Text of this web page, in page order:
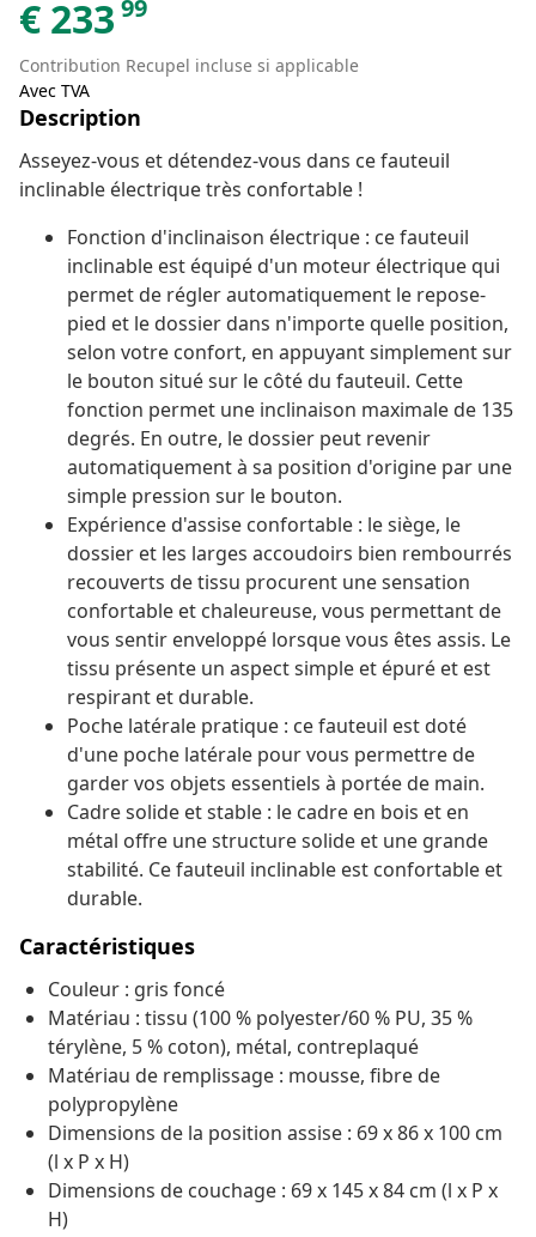
€ 233 99
Contribution Recupel incluse si applicable
Avec TVA
Description
Asseyez-vous et détendez-vous dans ce fauteuil
inclinable électrique très confortable !
Fonction d'inclinaison électrique : ce fauteuil
inclinable est équipé d'un moteur électrique qui
permet de régler automatiquement le repose-
pied et le dossier dans n'importe quelle position,
selon votre confort, en appuyant simplement sur
le bouton situé sur le côté du fauteuil. Cette
fonction permet une inclinaison maximale de 135
degrés. En outre, le dossier peut revenir
automatiquement à sa position d'origine par une
simple pression sur le bouton.
Expérience d'assise confortable : le siège, le
dossier et les larges accoudoirs bien rembourrés
recouverts de tissu procurent une sensation
confortable et chaleureuse, vous permettant de
vous sentir enveloppé lorsque vous êtes assis. Le
tissu présente un aspect simple et épuré et est
respirant et durable.
Poche latérale pratique : ce fauteuil est doté
d'une poche latérale pour vous permettre de
garder vos objets essentiels à portée de main.
Cadre solide et stable : le cadre en bois et en
métal offre une structure solide et une grande
stabilité. Ce fauteuil inclinable est confortable et
durable.
Caractéristiques
Couleur : gris foncé
Matériau : tissu (100 % polyester/60 % PU, 35 %
térylène, 5 % coton), métal, contreplaqué
Matériau de remplissage : mousse, fibre de
polypropylène
Dimensions de la position assise : 69 x 86 x 100 cm
(l x P x H)
Dimensions de couchage : 69 x 145 x 84 cm (l x P x
H)